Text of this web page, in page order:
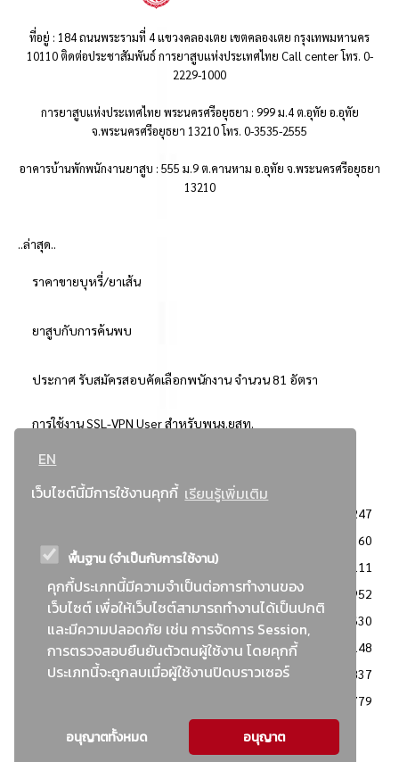
EN
เว็บไซต์นี้มีการใช้งานคุกกี้ เรียนรู้เพิ่มเติม
พื้นฐาน (จำเป็นกับการใช้งาน)
คุกกี้ประเภทนี้มีความจำเป็นต่อการทำงานของ
เว็บไซต์ เพื่อให้เว็บไซต์สามารถทำงานได้เป็นปกติ
และมีความปลอดภัย เช่น การจัดการ Session,
การตรวจสอบยืนยันตัวตนผู้ใช้งาน โดยคุกกี้
ประเภทนี้จะถูกลบเมื่อผู้ใช้งานปิดบราวเซอร์
อนุญาตทั้งหมด อนุญาต
ที่อยู่ : 184 ถนนพระรามที่ 4 แขวงคลองเตย เขตคลองเตย กรุงเทพมหานคร
10110 ติดต่อประชาสัมพันธ์ การยาสูบแห่งประเทศไทย Call center โทร. 0-
2229-1000
การยาสูบแห่งประเทศไทย พระนครศรีอยุธยา : 999 ม.4 ต.อุทัย อ.อุทัย
จ.พระนครศรีอยุธยา 13210 โทร. 0-3535-2555
อาคารบ้านพักพนักงานยาสูบ : 555 ม.9 ต.คานหาม อ.อุทัย จ.พระนครศรีอยุธยา
13210
..ล่าสุด..
ราคาขายบุหรี่/ยาเส้น
ยาสูบกับการค้นพบ
ประกาศ รับสมัครสอบคัดเลือกพนักงาน จำนวน 81 อัตรา
การใช้งาน SSL-VPN User สำหรับพนง.ยสท.
..ยอดนิยม..
3247
2360
: วิธีเฉพาะเจาะจง
2111
ข่าวสาร/ประกาศ
1952
: เอกสารส่งเสริมความโปร่งใสในการจัดซื้อจัดจ้าง
1630
ข่าวสารจัดซื้อจัดจ้าง
1148
: แผนการจัดซื้อจัดจ้าง
837
779